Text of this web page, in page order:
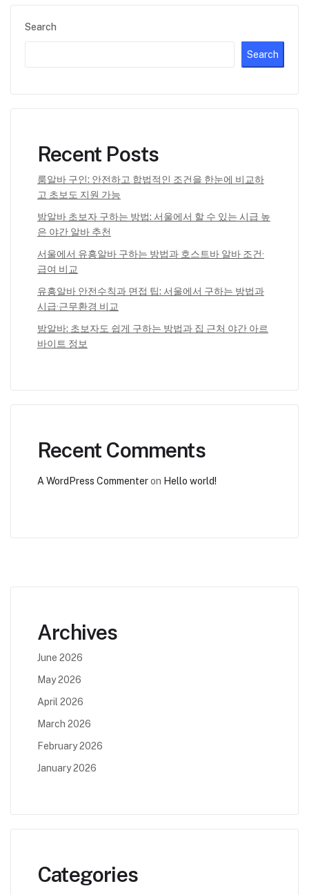
Search
Search
Recent Posts
룸알바 구인: 안전하고 합법적인 조건을 한눈에 비교하
고 초보도 지원 가능
밤알바 초보자 구하는 방법: 서울에서 할 수 있는 시급 높
은 야간 알바 추천
서울에서 유흥알바 구하는 방법과 호스트바 알바 조건·
급여 비교
유흥알바 안전수칙과 면접 팁: 서울에서 구하는 방법과
시급·근무환경 비교
밤알바: 초보자도 쉽게 구하는 방법과 집 근처 야간 아르
바이트 정보
Recent Comments
A WordPress Commenteron Hello world!
Archives
June 2026
May 2026
April 2026
March 2026
February 2026
January 2026
Categories